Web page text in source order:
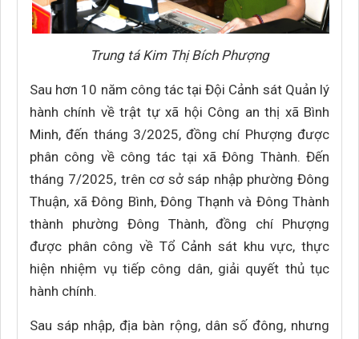
Trung tá Kim Thị Bích Phượng
Sau hơn 10 năm công tác tại Đội Cảnh sát Quản lý
hành chính về trật tự xã hội Công an thị xã Bình
Minh, đến tháng 3/2025, đồng chí Phượng được
phân công về công tác tại xã Đông Thành. Đến
tháng 7/2025, trên cơ sở sáp nhập phường Đông
Thuận, xã Đông Bình, Đông Thạnh và Đông Thành
thành phường Đông Thành, đồng chí Phượng
được phân công về Tổ Cảnh sát khu vực, thực
hiện nhiệm vụ tiếp công dân, giải quyết thủ tục
hành chính.
Sau sáp nhập, địa bàn rộng, dân số đông, nhưng